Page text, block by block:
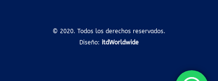
© 2020. Todos los derechos reservados.
Diseño: itdWorldwide